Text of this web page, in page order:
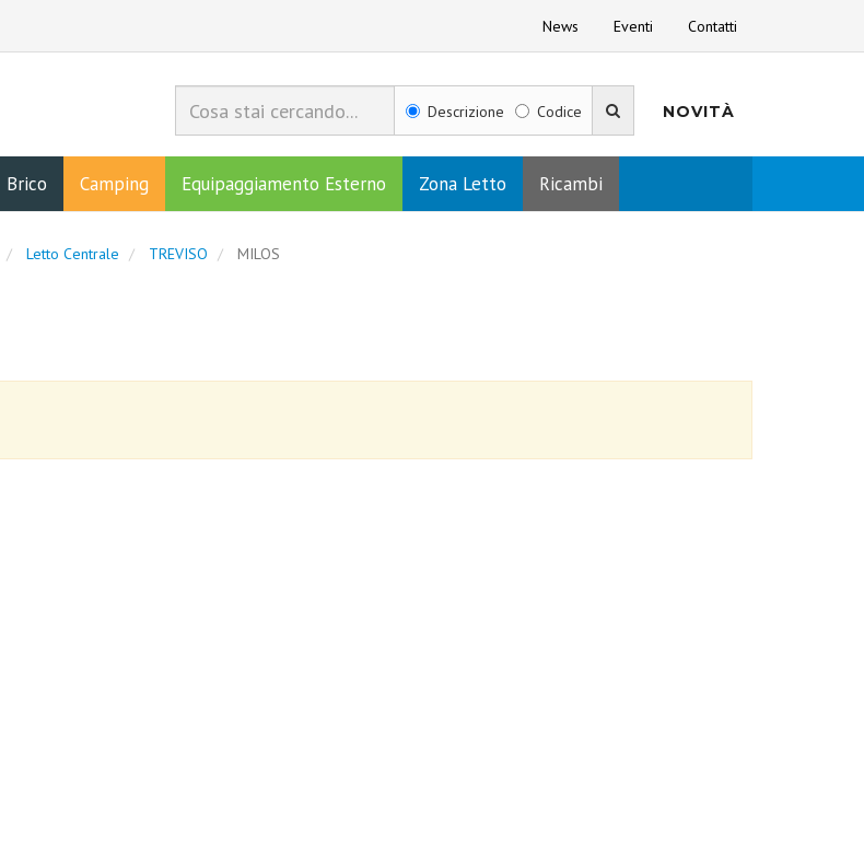
News Eventi Contatti
Descrizione Codice NOVITÀ
Brico Camping Equipaggiamento Esterno Zona Letto Ricambi
Letto Centrale TREVISO MILOS